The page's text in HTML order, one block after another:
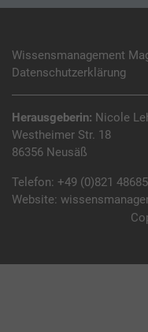
Wissensmanagement
Datenschutzerklärung
Herausgeberin: Nicole
Westheimer Str. 18
86356 Neusäß
Telefon: +49 (0)821
Website: